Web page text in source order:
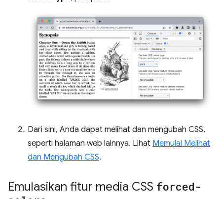
Dari sini, Anda dapat melihat dan mengubah CSS,
seperti halaman web lainnya. Lihat Memulai Melihat
dan Mengubah CSS.
Emulasikan fitur media CSS forced-